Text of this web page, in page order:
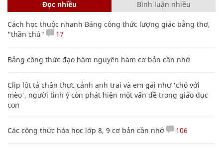
Đọc nhiều Bình luận nhiều
Cách học thuộc nhanh Bảng công thức lượng giác bằng thơ,
"thần chú"
17
Bảng công thức đạo hàm nguyên hàm cơ bản cần nhớ
Clip lột tả chân thực cảnh anh trai và em gái như 'chó với
mèo', người tinh ý còn phát hiện một vấn đề trong giáo dục
con
Các công thức hóa học lớp 8, 9 cơ bản cần nhớ 106